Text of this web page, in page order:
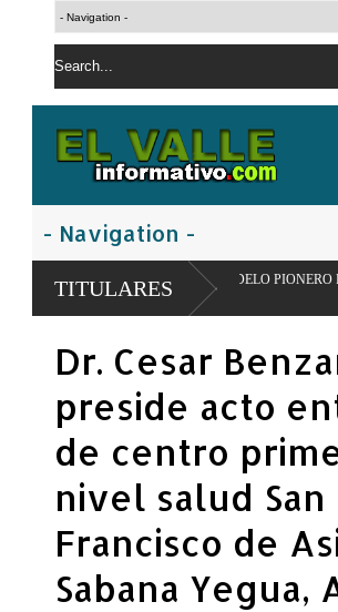
TITULARES
MODELO PIONERO DE TRANSFORMACIÓN
Dr. Cesar
preside acto
de centro
nivel salud San
Francisco de
Sabana Yegua,